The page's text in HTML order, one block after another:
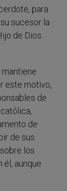
para
sucesor la
de Dios
este motivo,
de
de
de sus
los
él, aunque